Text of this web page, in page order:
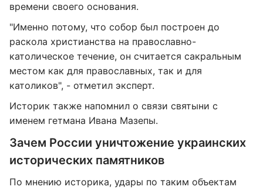
времени своего основания.
"Именно потому, что собор был построен до
раскола христианства на православно-
католическое течение, он считается сакральным
местом как для православных, так и для
католиков", - отметил эксперт.
Историк также напомнил о связи святыни с
именем гетмана Ивана Мазепы.
Зачем России уничтожение украинских
исторических памятников
По мнению историка, удары по таким объектам